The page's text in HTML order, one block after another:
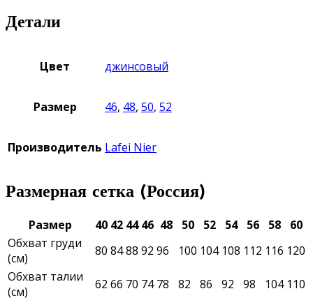
Детали
Цвет джинсовый
Размер 46, 48, 50, 52
Производитель Lafei Nier
Размерная сетка (Россия)
Размер 40 42 44 46 48 50 52 54 56 58
60
Обхват груди
(см)
80 8488 92 96 100 104 108 112 116 120
Обхват талии
(см)
62 66 70 74 78 82 86 92 98 104 110